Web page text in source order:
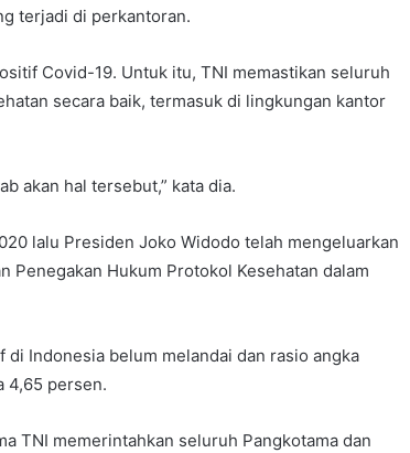
terjadi di perkantoran.
Covid-19. Untuk itu, TNI memastikan seluruh
secara baik, termasuk di lingkungan kantor
akan hal tersebut,” kata dia.
lalu Presiden Joko Widodo telah mengeluarkan
Penegakan Hukum Protokol Kesehatan dalam
Indonesia belum melandai dan rasio angka
4,65 persen.
TNI memerintahkan seluruh Pangkotama dan